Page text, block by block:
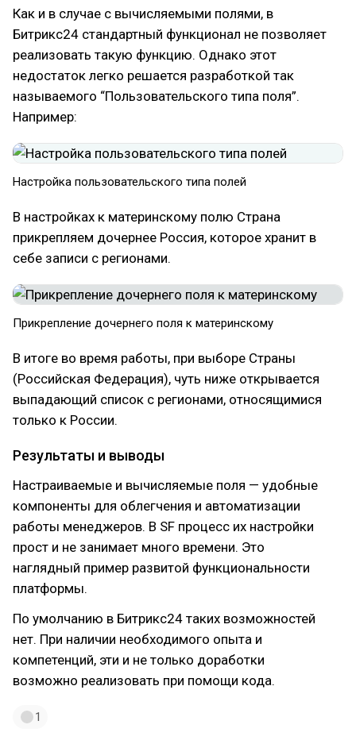
Как и в случае с вычисляемыми полями, в
Битрикс24 стандартный функционал не позволяет
реализовать такую функцию. Однако этот
недостаток легко решается разработкой так
называемого “Пользовательского типа поля”.
Например:
Настройка пользовательского типа полей
В настройках к материнскому полю Страна
прикрепляем дочернее Россия, которое хранит в
себе записи с регионами.
Прикрепление дочернего поля к материнскому
В итоге во время работы, при выборе Страны
(Российская Федерация), чуть ниже открывается
выпадающий список с регионами, относящимися
только к России.
Результаты и выводы
Настраиваемые и вычисляемые поля — удобные
компоненты для облегчения и автоматизации
работы менеджеров. В SF процесс их настройки
прост и не занимает много времени. Это
наглядный пример развитой функциональности
платформы.
По умолчанию в Битрикс24 таких возможностей
нет. При наличии необходимого опыта и
компетенций, эти и не только доработки
возможно реализовать при помощи кода.
1